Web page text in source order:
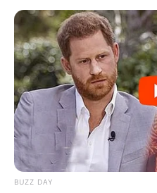
BUZZ DAY